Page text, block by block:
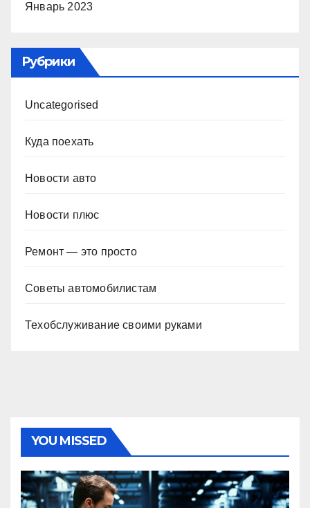
Январь 2023
Рубрики
Uncategorised
Куда поехать
Новости авто
Новости плюс
Ремонт — это просто
Советы автомобилистам
Техобслуживание своими руками
YOU MISSED